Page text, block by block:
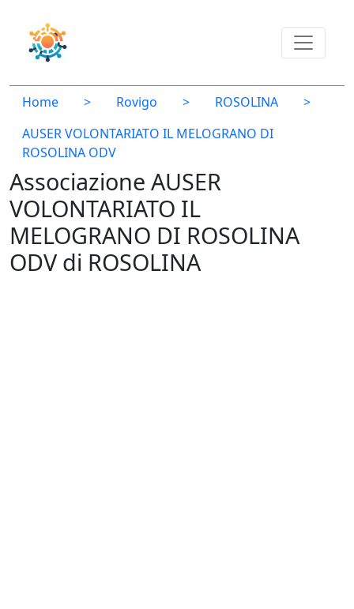
Home > Rovigo > ROSOLINA
>
AUSER VOLONTARIATO IL MELOGRANO DI
ROSOLINA ODV
Associazione AUSER
VOLONTARIATO IL
MELOGRANO DI ROSOLINA
ODV di ROSOLINA